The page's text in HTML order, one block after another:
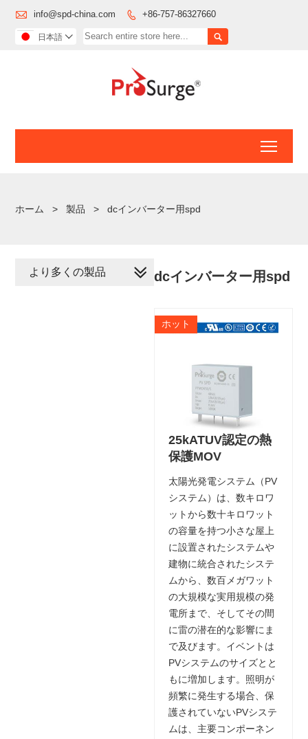
 info@spd-china.com  +86-757-86327660

日本語 
ホーム > 製品 > dcインバーター用spd
dcインバーター用spd
ホット
25kATUV認定の熱
保護MOV
太陽光発電システム（PV
システム）は、数キロワ
ットから数十キロワット
の容量を持つ小さな屋上
に設置されたシステムや
建物に統合されたシステ
ムから、数百メガワット
の大規模な実用規模の発
電所まで、そしてその間
に雷の潜在的な影響にま
で及びます。イベントは
PVシステムのサイズとと
もに増加します。照明が
頻繁に発生する場合、保
護されていないPVシステ
ムは、主要コンポーネン
より多くの製品